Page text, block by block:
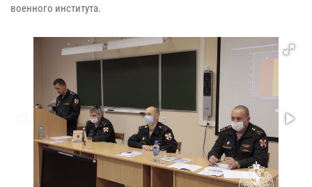
военного института.